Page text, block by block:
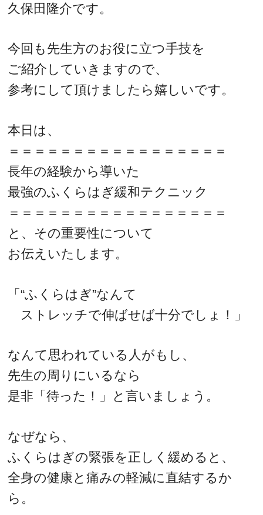
久保田隆介です。
今回も先生方のお役に立つ手技を
ご紹介していきますので、
参考にして頂けましたら嬉しいです。
本日は、
＝＝＝＝＝＝＝＝＝＝＝＝＝＝＝＝＝
長年の経験から導いた
最強のふくらはぎ緩和テクニック
＝＝＝＝＝＝＝＝＝＝＝＝＝＝＝＝＝
と、その重要性について
お伝えいたします。
「“ふくらはぎ”なんて
ストレッチで伸ばせば十分でしょ！」
なんて思われている人がもし、
先生の周りにいるなら
是非「待った！」と言いましょう。
なぜなら、
ふくらはぎの緊張を正しく緩めると、
全身の健康と痛みの軽減に直結するか
ら。